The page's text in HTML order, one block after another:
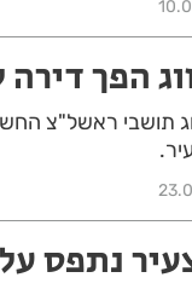
הפך
תושבי ראשל"צ
נתפס